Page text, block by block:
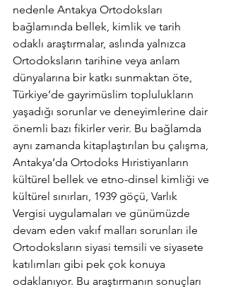
nedenle Antakya Ortodoksları
bağlamında bellek, kimlik ve tarih
odaklı araştırmalar, aslında yalnızca
Ortodoksların tarihine veya anlam
dünyalarına bir katkı sunmaktan öte,
Türkiye’de gayrimüslim toplulukların
yaşadığı sorunlar ve deneyimlerine dair
önemli bazı fikirler verir. Bu bağlamda
aynı zamanda kitaplaştırılan bu çalışma,
Antakya’da Ortodoks Hıristiyanların
kültürel bellek ve etno-dinsel kimliği ve
kültürel sınırları, 1939 göçü, Varlık
Vergisi uygulamaları ve günümüzde
devam eden vakıf malları sorunları ile
Ortodoksların siyasi temsili ve siyasete
katılımları gibi pek çok konuya
odaklanıyor. Bu araştırmanın sonuçları